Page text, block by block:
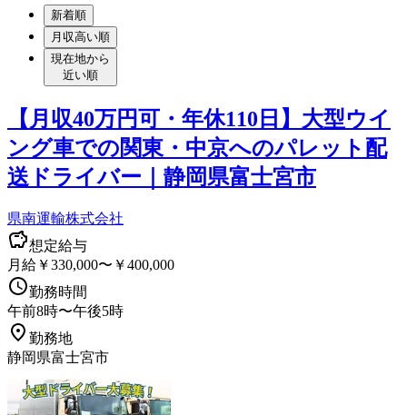
新着順
月収高い順
現在地から
近い順
【月収40万円可・年休110日】大型ウイ
ング車での関東・中京へのパレット配
送ドライバー｜静岡県富士宮市
県南運輸株式会社
想定給与
月給￥330,000〜￥400,000
勤務時間
午前8時〜午後5時
勤務地
静岡県富士宮市